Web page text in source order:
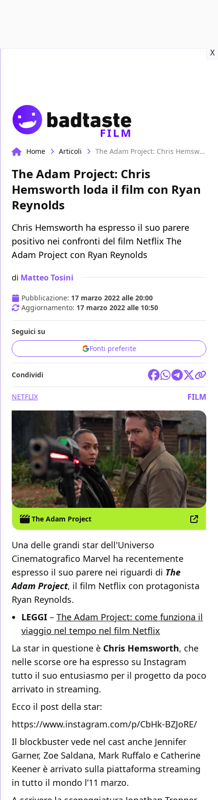
X
FILM
Home Articoli The Adam Project: Chris Hemsworth loda il film con Ryan Reynolds
The Adam Project: Chris
Hemsworth loda il film con Ryan
Reynolds
Chris Hemsworth ha espresso il suo parere
positivo nei confronti del film Netflix The
Adam Project con Ryan Reynolds
di Matteo Tosini
Pubblicazione: 17 marzo 2022 alle 20:00
Aggiornamento: 17 marzo 2022 alle 10:50
Seguici su
Fonti preferite
Condividi
NETFLIX FILM
The Adam Project
Una delle grandi star dell'Universo
Cinematografico Marvel ha recentemente
espresso il suo parere nei riguardi di The
Adam Project, il film Netflix con protagonista
Ryan Reynolds.
LEGGI – The Adam Project: come funziona il
viaggio nel tempo nel film Netflix
La star in questione è Chris Hemsworth, che
nelle scorse ore ha espresso su Instagram
tutto il suo entusiasmo per il progetto da poco
arrivato in streaming.
Ecco il post della star:
https://www.instagram.com/p/CbHk-BZJoRE/
Il blockbuster vede nel cast anche Jennifer
Garner, Zoe Saldana, Mark Ruffalo e Catherine
Keener è arrivato sulla piattaforma streaming
in tutto il mondo l’11 marzo.